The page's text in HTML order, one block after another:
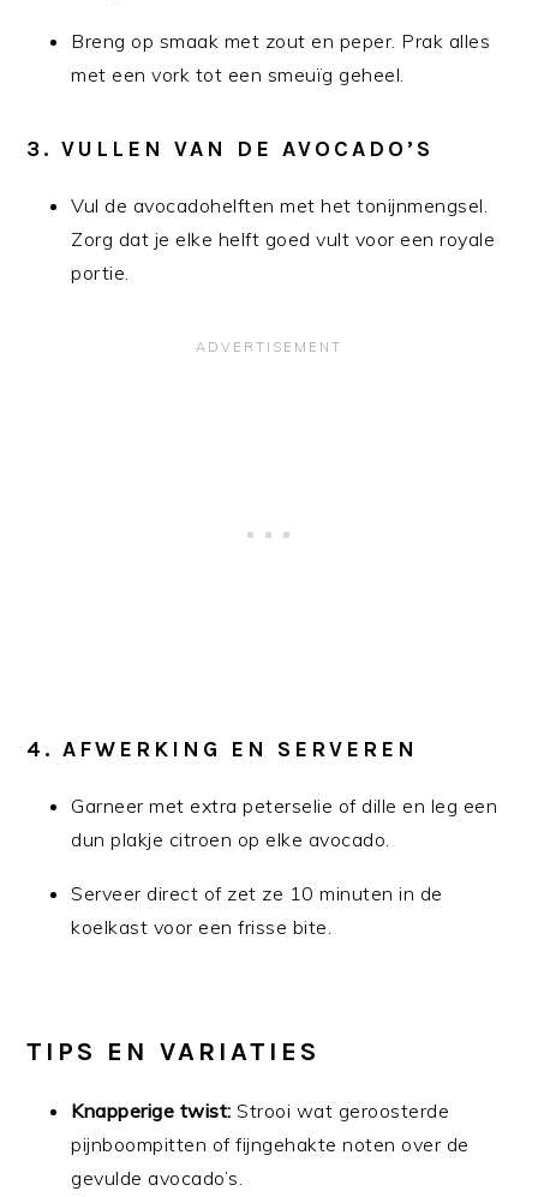
Breng op smaak met zout en peper. Prak alles
met een vork tot een smeuïg geheel.
3.VULLEN VAN DE AVOCADO’S
Vul de avocadohelften met het tonijnmengsel.
Zorg dat je elke helft goed vult voor een royale
portie.
4.AFWERKING EN SERVEREN
Garneer met extra peterselie of dille en leg een
dun plakje citroen op elke avocado.
Serveer direct of zet ze 10 minuten in de
koelkast voor een frisse bite.
TIPS EN VARIATIES
Knapperige twist: Strooi wat geroosterde
pijnboompitten of fijngehakte noten over de
gevulde avocado’s.